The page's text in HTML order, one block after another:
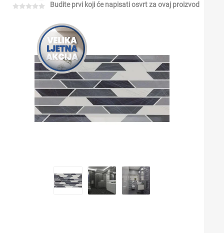
Budite prvi koji će napisati osvrt za ovaj proizvod